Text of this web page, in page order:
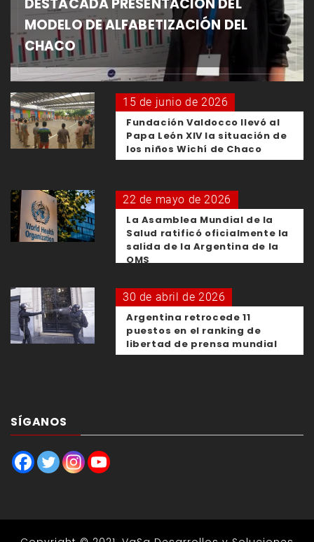
MODELO DE ALFABETIZACIÓN DEL
CHACO
15 de junio de 2026
Fundación Valdocco llevó al
Papa León XIV la situación de
los niños Wichí de Chaco
22 de mayo de 2026
La Asamblea Mundial de la
Salud ratificó oficialmente la
salida de la Argentina de la
OMS
30 de abril de 2026
Argentina retrocede 11
puestos en el ranking de
libertad de prensa mundial
SÍGANOS